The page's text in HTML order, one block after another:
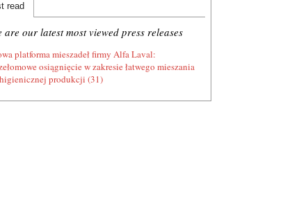
read
are our latest most viewed press releases
platforma mieszadeł firmy Alfa Laval:
osiągnięcie w zakresie łatwego mieszania
produkcji (31)